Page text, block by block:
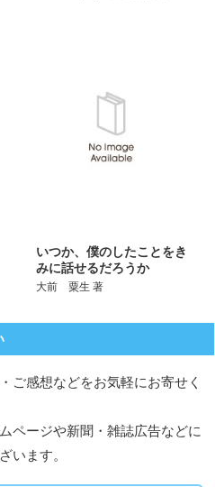
いつか、僕のしたことをき
みに話せるだろうか
大前 粟生 著
ご感想などをお気軽にお寄せく
ページや新聞・雑誌広告などに
います。